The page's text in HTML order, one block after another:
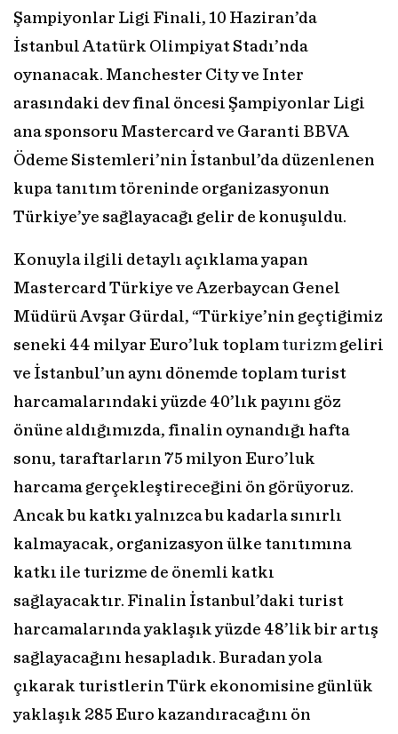
Şampiyonlar Ligi Finali, 10 Haziran’da
İstanbul Atatürk Olimpiyat Stadı’nda
oynanacak. Manchester City ve Inter
arasındaki dev final öncesi Şampiyonlar Ligi
ana sponsoru Mastercard ve Garanti BBVA
Ödeme Sistemleri’nin İstanbul’da düzenlenen
kupa tanıtım töreninde organizasyonun
Türkiye’ye sağlayacağı gelir de konuşuldu.
Konuyla ilgili detaylı açıklama yapan
Mastercard Türkiye ve Azerbaycan Genel
Müdürü Avşar Gürdal, “Türkiye’nin geçtiğimiz
seneki 44 milyar Euro’luk toplam turizm geliri
ve İstanbul’un aynı dönemde toplam turist
harcamalarındaki yüzde 40’lık payını göz
önüne aldığımızda, finalin oynandığı hafta
sonu, taraftarların 75 milyon Euro’luk
harcama gerçekleştireceğini ön görüyoruz.
Ancak bu katkı yalnızca bu kadarla sınırlı
kalmayacak, organizasyon ülke tanıtımına
katkı ile turizme de önemli katkı
sağlayacaktır. Finalin İstanbul’daki turist
harcamalarında yaklaşık yüzde 48’lik bir artış
sağlayacağını hesapladık. Buradan yola
çıkarak turistlerin Türk ekonomisine günlük
yaklaşık 285 Euro kazandıracağını ön